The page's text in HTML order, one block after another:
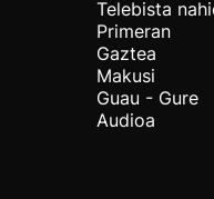
Telebista
Primeran
Gaztea
Makusi
Guau - Gure
Audioa